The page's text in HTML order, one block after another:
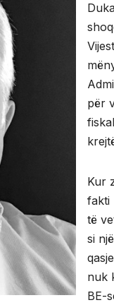
për
Kur
fakti
të
si
nuk
BE-